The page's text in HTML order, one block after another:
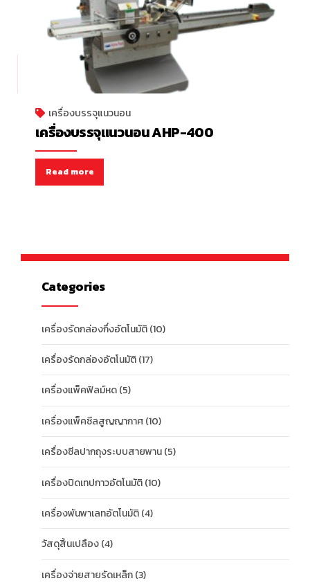
เครื่องบรรจุแนวนอน
เครื่องบรรจุแนวนอน AHP-400
Read more
Categories
เครื่องรัดกล่องกึ่งอัตโนมัติ(10)
เครื่องรัดกล่องอัตโนมัติ(17)
เครื่องแพ็คฟิลม์หด(5)
เครื่องแพ็คซีลสูญญากาศ(10)
เครื่องซีลปากถุงระบบสายพาน(5)
เครื่องปิดเทปกาวอัตโนมัติ(10)
เครื่องพันพาเลทอัตโนมัติ(4)
วัสดุสิ้นเปลือง(4)
เครื่องจ่ายสายรัดเหล็ก(3)